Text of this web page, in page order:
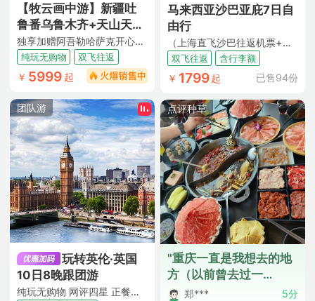
【牧云画中游】新疆吐
鲁番乌鲁木齐+天山天池
+S21沙漠公路+五彩滩
+禾木风景区+喀纳斯景
区+独库公路+那拉提旅
帕尔汗薰衣草基地8日7
晚跟团游
独享加赠阿吾勒哈萨克开心牧场抱萌羊+仙草汤涮+烤肉+篝火晚会 升级1晚4钻酒店 满7人升级2+1车 1人成团 吐进乌出/乌进吐出
纯玩无购物 双飞往返
￥ 5999 起
团队游
玩转英伦·英国
10日8晚跟团游
纯玩无购物 网评四星 正餐全含 九大门票 约克大教堂入内 格林威治 温德米尔湖区 达西庄园 两大学府 炸鱼和薯条餐 直飞往返 送WIFI和保险
马来西亚沙巴亚庇7日自
由行
（上海直飞沙巴往返机票+含7KG手提行李+10KG托运行李额度+风下之乡+饕餮马来美食）
双飞往返 含行李额
￥ 1799起 已售94份
点评种草
"重庆一直是我想去的地
方（以前曾去过一
次），当看到春秋的这
郑*** 5分